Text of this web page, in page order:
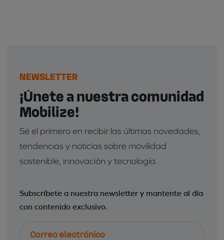
NEWSLETTER
¡Únete a nuestra comunidad
Mobilize!
Sé el primero en recibir las últimas novedades,
tendencias y noticias sobre movilidad
sostenible, innovación y tecnología.
Subscríbete a nuestra newsletter y mantente al día
con contenido exclusivo.